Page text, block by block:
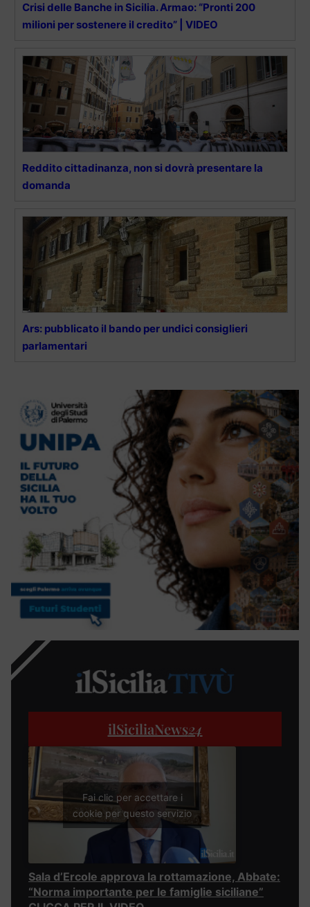
Crisi delle Banche in Sicilia. Armao: “Pronti 200
milioni per sostenere il credito” | VIDEO
Reddito cittadinanza, non si dovrà presentare la
domanda
Ars: pubblicato il bando per undici consiglieri
parlamentari
ilSiciliaNews24
Fai clic per accettare i
cookie per questo servizio
Sala d’Ercole approva la rottamazione, Abbate:
“Norma importante per le famiglie siciliane”